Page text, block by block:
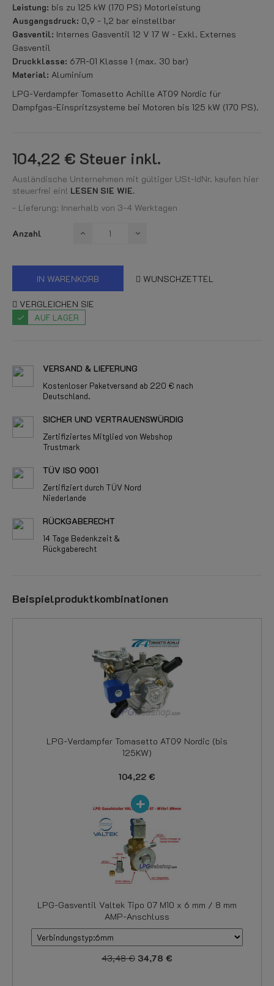
Leistung: bis zu 125 kW (170 PS) Motorleistung
Ausgangsdruck: 0,9 - 1,2 bar einstellbar
Gasventil: Internes Gasventil 12 V 17 W - Exkl. Externes
Gasventil
Druckklasse: 67R-01 Klasse 1 (max. 30 bar)
Material: Aluminium
LPG-Verdampfer Tomasetto Achille AT09 Nordic für
Dampfgas-Einspritzsysteme bei Motoren bis 125 kW (170 PS).
104,22 € Steuer inkl.
Ausländische Unternehmen mit gültiger USt-IdNr. kaufen hier
steuerfrei ein! LESEN SIE WIE.
- Lieferung: Innerhalb von 3-4 Werktagen
Anzahl
IN WARENKORB WUNSCHZETTEL
VERGLEICHEN SIE
AUF LAGER
VERSAND & LIEFERUNG
Kostenloser Paketversand ab 220 € nach
Deutschland.
SICHER UND VERTRAUENSWÜRDIG
Zertifiziertes Mitglied von Webshop
Trustmark
TÜV ISO 9001
Zertifiziert durch TÜV Nord
Niederlande
RÜCKGABERECHT
14 Tage Bedenkzeit &
Rückgaberecht
Beispielproduktkombinationen
LPG-Verdampfer Tomasetto AT09 Nordic (bis
125KW)
104,22 €
LPG-Gasventil Valtek Tipo 07 M10 x 6 mm / 8 mm
AMP-Anschluss
43,48 € 34,78 €